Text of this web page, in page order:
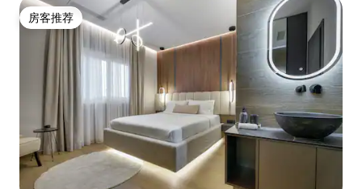
房客推荐
房客推荐